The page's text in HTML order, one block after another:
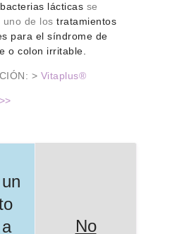
lácticas se
uno de los tratamientos
para el síndrome de
o colon irritable.
> Vitaplus®
No